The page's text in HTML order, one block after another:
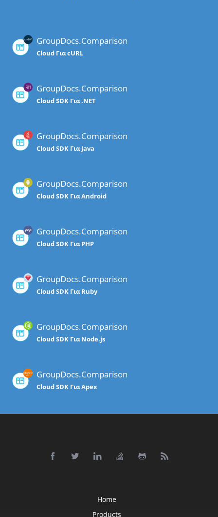
GroupDocs.Comparison
Cloud Για cURL
GroupDocs.Comparison
Cloud SDK Για .NET
GroupDocs.Comparison
Cloud SDK Για Java
GroupDocs.Comparison
Cloud SDK Για Android
GroupDocs.Comparison
Cloud SDK Για PHP
GroupDocs.Comparison
Cloud SDK Για Ruby
GroupDocs.Comparison
Cloud SDK Για Node.js
GroupDocs.Comparison
Cloud SDK Για Apex
Home
Products